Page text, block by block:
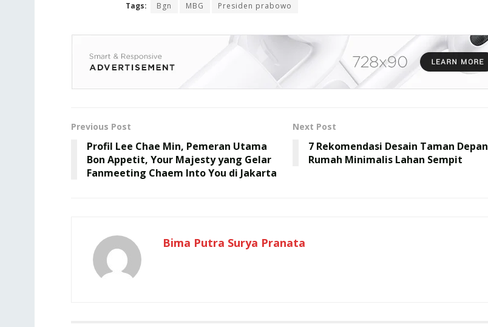
Tags: Bgn MBG Presiden prabowo
Previous Post
Profil Lee Chae Min, Pemeran Utama
Bon Appetit, Your Majesty yang Gelar
Fanmeeting Chaem Into You di Jakarta
Next Post
7 Rekomendasi Desain Taman Depan
Rumah Minimalis Lahan Sempit
Bima Putra Surya Pranata